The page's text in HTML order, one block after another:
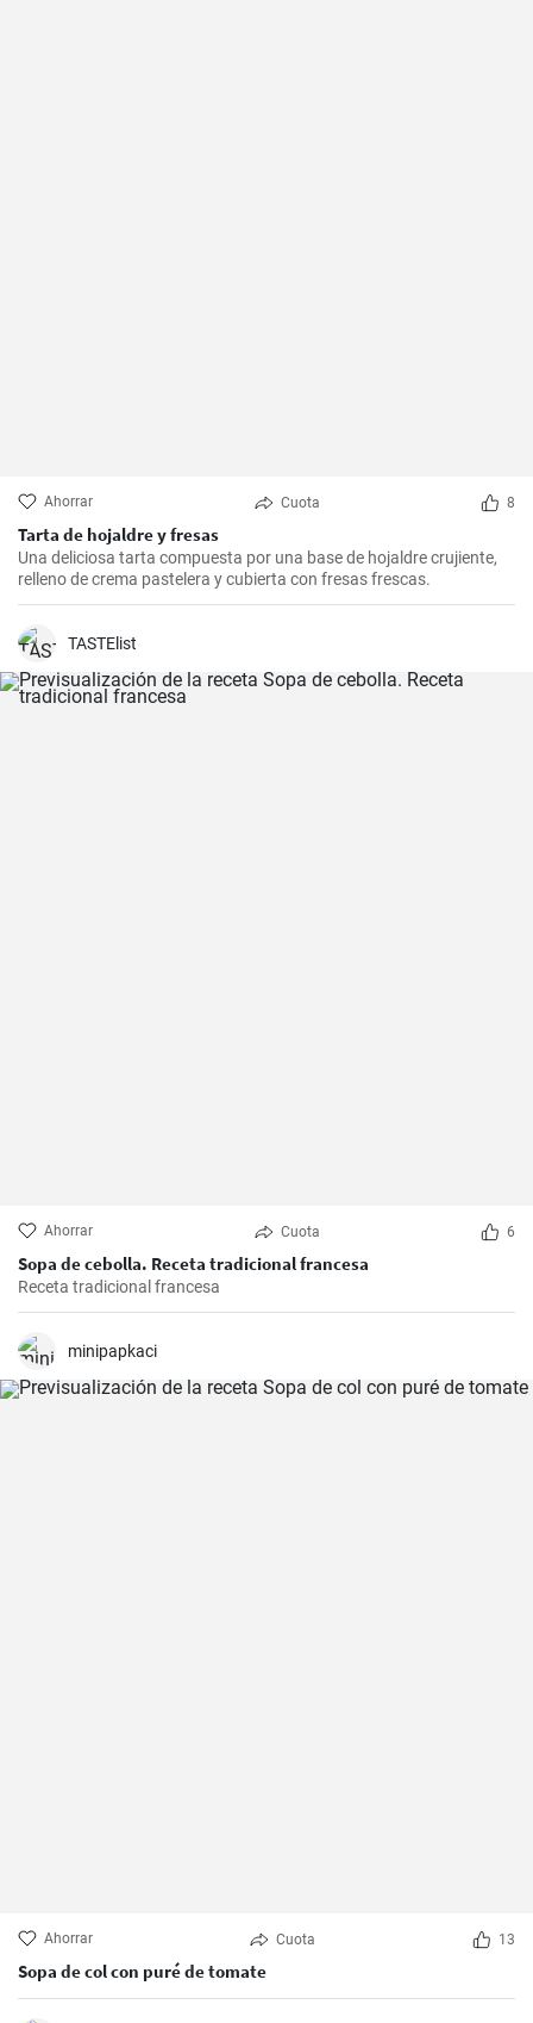
Ahorrar Cuota 8
Tarta de hojaldre y fresas
Una deliciosa tarta compuesta por una base de hojaldre crujiente,
relleno de crema pastelera y cubierta con fresas frescas.
TASTElist
Ahorrar Cuota 6
Sopa de cebolla. Receta tradicional francesa
Receta tradicional francesa
minipapkaci
Ahorrar Cuota 13
Sopa de col con puré de tomate